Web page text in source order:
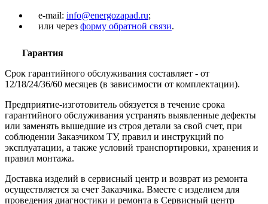
e-mail: info@energozapad.ru;
или через форму обратной связи.
Гарантия
Срок гарантийного обслуживания составляет - от
12/18/24/36/60 месяцев (в зависимости от комплектации).
Предприятие-изготовитель обязуется в течение срока
гарантийного обслуживания устранять выявленные дефекты
или заменять вышедшие из строя детали за свой счет, при
соблюдении Заказчиком ТУ, правил и инструкций по
эксплуатации, а также условий транспортировки, хранения и
правил монтажа.
Доставка изделий в сервисный центр и возврат из ремонта
осуществляется за счет Заказчика. Вместе с изделием для
проведения диагностики и ремонта в Сервисный центр